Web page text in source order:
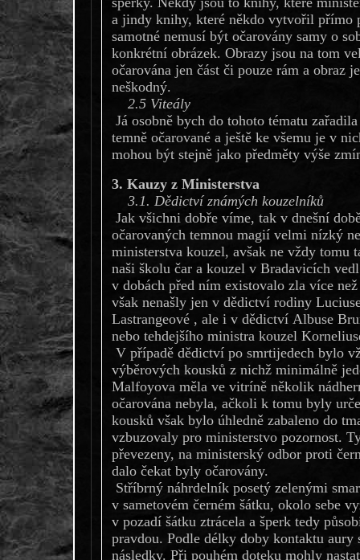
a jindy knihy, které někdo vytvořil přímo
samotné nemusí být očarovány samy o
konkrétní obrázek. Obrazy jsou na tom
očarována jen část či pouze rám a obraz
neškodný.
2.5 Viteály
Já osobně bych do tohoto tématu
temně očarované a ještě ke všemu je v
mohou být stejně jako předměty výše
3. Kauzy z Ministerstva
3.1. Dědictví známých kouzelníků
Jak všichni dobře víme, tak v dnešní
očarovaných temnou magií velmi nízký
ministerstva kouzel, avšak ne vždy tomu
naši školu čar a kouzel v Bradavicích
v dobách před ním existovalo zla více
však nenašly jen v dědictví rodiny
Lastrangeové , ale i v dědictví Albuse
nebo tehdejšího ministra kouzel
V případě dědictví po smrtijedech bylo
výběrových kousků z nichž minimálně
Malfoyova měla ve vitríně několik
očarována nebyla, ačkoli k tomu byly
kousků však bylo úhledně zabaleno do
vzbuzovaly pro ministerstvo pozornost.
převezeny, na ministerský odbor proti
dalo čekat byly očarovány.
Stříbrný náhrdelník posetý zelenými
v sametovém černém šátku, okolo sebe
v pozadí šátku ztrácela a šperk tedy
pravdou. Podle délky doby kontaktu aury
následky. Při pouhém doteku mohly